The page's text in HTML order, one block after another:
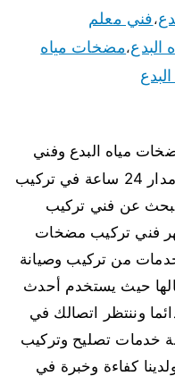
،فني معلم
،مضخات مياه
مياه البدع وفني
تركيب مضخات المياه يعمل على مدار 24 ساعة في تركيب
عن فني تركيب
فني تركيب مضخات
من تركيب وصيانة
حيث يستخدم أحدث
وننتظر اتصالك في
خدمات تصليح وتركيب
كفاءة وخبرة في